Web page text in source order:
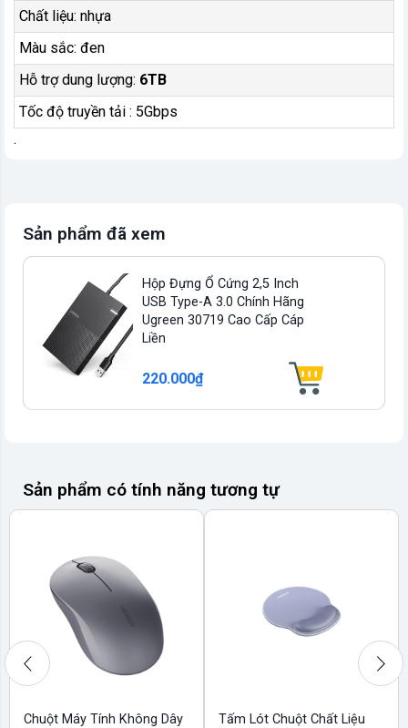
Chất liệu: nhựa
Màu sắc: đen
Hỗ trợ dung lượng: 6TB
Tốc độ truyền tải : 5Gbps
.
Sản phẩm đã xem
Hộp Đựng Ổ Cứng 2,5 Inch
USB Type-A 3.0 Chính Hãng
Ugreen 30719 Cao Cấp Cáp
Liền
220.000₫
Sản phẩm có tính năng tương tự
Chuột Máy Tính Không Dây
Tấm Lót Chuột Chất Liệu